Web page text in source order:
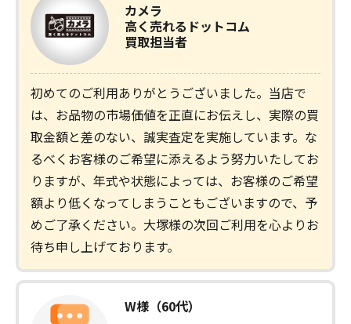
カメラ
高く売れるドットコム
買取担当者
初めてのご利用ありがとうございました。当店で
は、お品物の市場価値を正直にお伝えし、実際の買
取金額と差のない、誠実査定を実施しています。な
るべくお客様のご希望に添えるよう努力いたしてお
りますが、年式や状態によっては、お客様のご希望
額より低くなってしまうこともございますので、予
めご了承ください。大塚様の次回ご利用を心よりお
待ち申し上げております。
W様（60代）